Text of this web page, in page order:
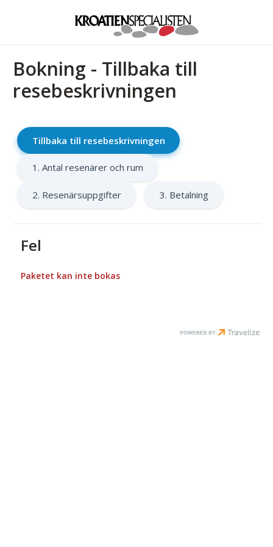
Bokning - Tillbaka till
resebeskrivningen
Tillbaka till resebeskrivningen
1. Antal resenärer och rum
2. Resenärsuppgifter 3. Betalning
Fel
Paketet kan inte bokas